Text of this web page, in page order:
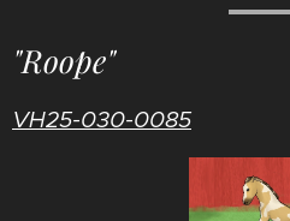
"Roope"
VH25-030-0085